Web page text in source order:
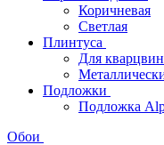
Коричневая
Светлая
Плинтуса
Для
Подложки
Подложка
Обои